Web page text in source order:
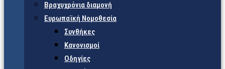
Βραχυχρόνια διαμονή
Ευρωπαϊκή Νομοθεσία
Συνθήκες
Κανονισμοί
Οδηγίες